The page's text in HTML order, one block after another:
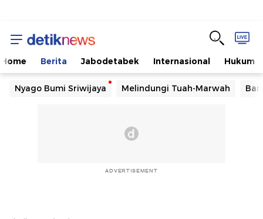
Home Berita Jabodetabek Internasional Hukum
Nyago Bumi Sriwijaya Melindungi Tuah-Marwah
ADVERTISEMENT